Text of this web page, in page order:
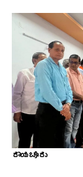
ರಾಯಚೂರು